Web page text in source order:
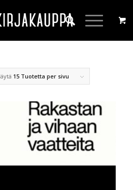
15 Tuotetta per sivu